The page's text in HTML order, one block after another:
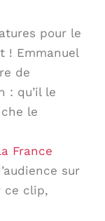
pour le
! Emmanuel
de
: qu’il le
le
France
sur
ce clip,